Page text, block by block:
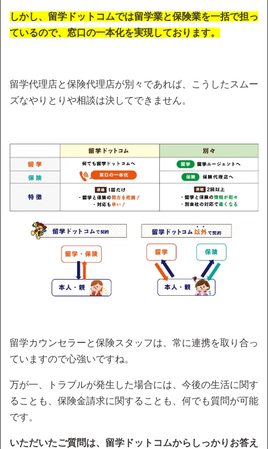
しかし、留学ドットコムでは留学業と保険業を一括で担っ
ているので、窓口の一本化を実現しております。
留学代理店と保険代理店が別々であれば、こうしたスムー
ズなやりとりや相談は決してできません。
留学カウンセラーと保険スタッフは、常に連携を取り合っ
ていますので心強いですね。
万が一、トラブルが発生した場合には、今後の生活に関す
ることも、保険金請求に関することも、何でも質問が可能
です。
いただいたご質問は、留学ドットコムからしっかりお答え